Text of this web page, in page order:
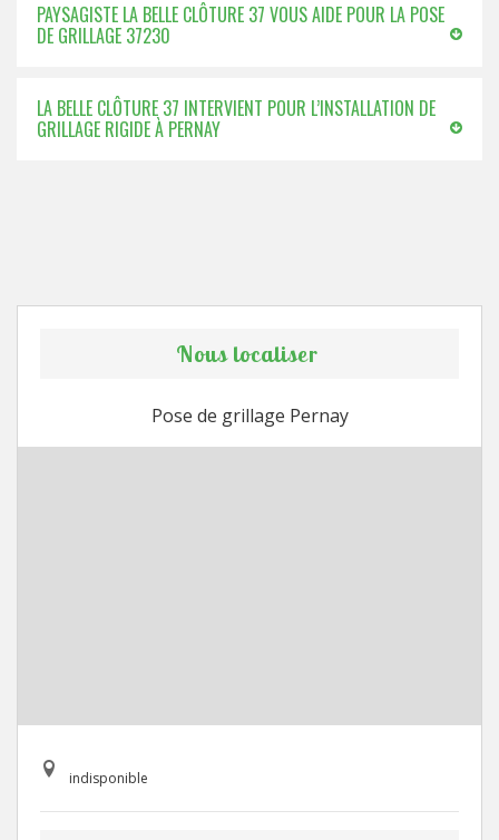
PAYSAGISTE LA BELLE CLÔTURE 37 VOUS AIDE POUR LA POSE
DE GRILLAGE 37230
LA BELLE CLÔTURE 37 INTERVIENT POUR L’INSTALLATION DE
GRILLAGE RIGIDE À PERNAY
Nous localiser
Pose de grillage Pernay
indisponible